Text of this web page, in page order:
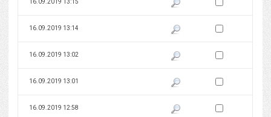
16.09.2019 13:15 Pokaż podgląd wersji z dnia
16.09.2019 13:14 Pokaż podgląd wersji z dnia
Zaznacz wersję do
16.09.2019 13:02 Pokaż podgląd wersji z dnia
Zaznacz wersję do
16.09.2019 13:01 Pokaż podgląd wersji z dnia
Zaznacz wersję do
16.09.2019 12:58 Pokaż podgląd wersji z dnia
Zaznacz wersję do